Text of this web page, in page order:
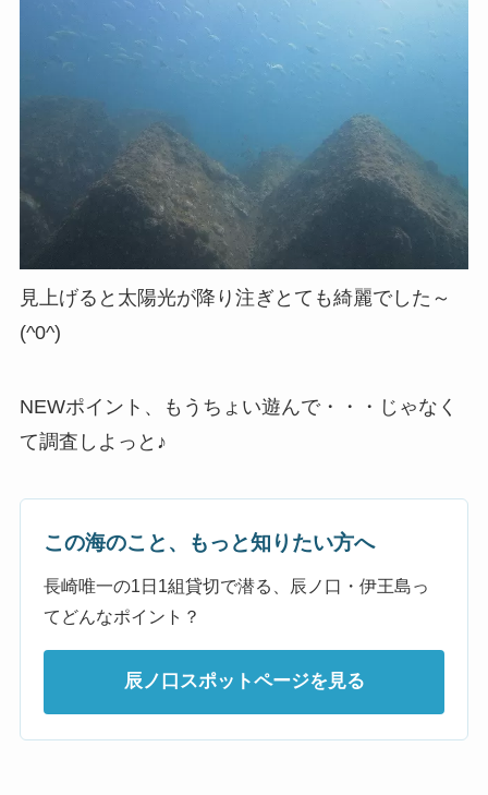
見上げると太陽光が降り注ぎとても綺麗でした～
(^0^)
NEWポイント、もうちょい遊んで・・・じゃなく
て調査しよっと♪
この海のこと、もっと知りたい方へ
長崎唯一の1日1組貸切で潜る、辰ノ口・伊王島っ
てどんなポイント？
辰ノ口スポットページを見る